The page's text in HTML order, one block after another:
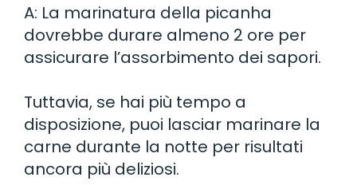
A: La marinatura della picanha
dovrebbe durare almeno 2 ore per
assicurare l’assorbimento dei sapori.
Tuttavia, se hai più tempo a
disposizione, puoi lasciar marinare la
carne durante la notte per risultati
ancora più deliziosi.